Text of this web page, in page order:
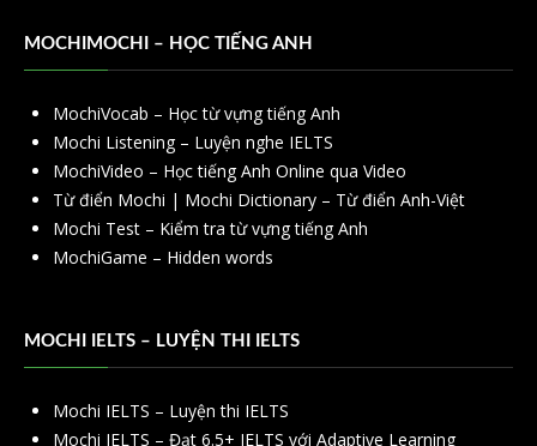
MOCHIMOCHI – HỌC TIẾNG ANH
MochiVocab – Học từ vựng tiếng Anh
Mochi Listening – Luyện nghe IELTS
MochiVideo – Học tiếng Anh Online qua Video
Từ điển Mochi | Mochi Dictionary – Từ điển Anh-Việt
Mochi Test – Kiểm tra từ vựng tiếng Anh
MochiGame – Hidden words
MOCHI IELTS – LUYỆN THI IELTS
Mochi IELTS – Luyện thi IELTS
Mochi IELTS – Đạt 6.5+ IELTS với Adaptive Learning